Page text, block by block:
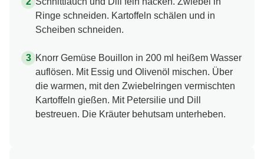
Ringe schneiden. Kartoffeln schälen und in
Scheiben schneiden.
Knorr Gemüse Bouillon in 200 ml heißem Wasser
auflösen. Mit Essig und Olivenöl mischen. Über
die warmen, mit den Zwiebelringen vermischten
Kartoffeln gießen. Mit Petersilie und Dill
bestreuen. Die Kräuter behutsam unterheben.